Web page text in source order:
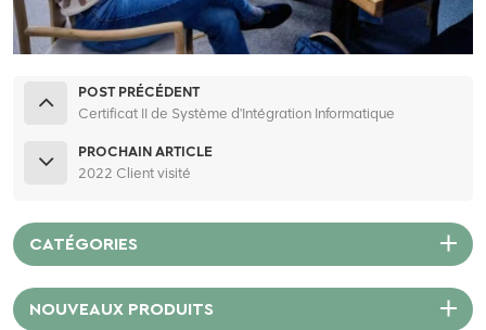
POST PRÉCÉDENT
Certificat II de Système d'Intégration Informatique
PROCHAIN ARTICLE
2022 Client visité
CATÉGORIES
NOUVEAUX PRODUITS